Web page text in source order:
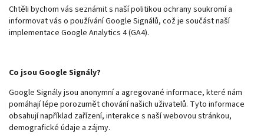
Chtěli bychom vás seznámit s naší politikou ochrany soukromí a
informovat vás o používání Google Signálů, což je součást naší
implementace Google Analytics 4 (GA4).
Co jsou Google Signály?
Google Signály jsou anonymní a agregované informace, které nám
pomáhají lépe porozumět chování našich uživatelů. Tyto informace
obsahují například zařízení, interakce s naší webovou stránkou,
demografické údaje a zájmy.